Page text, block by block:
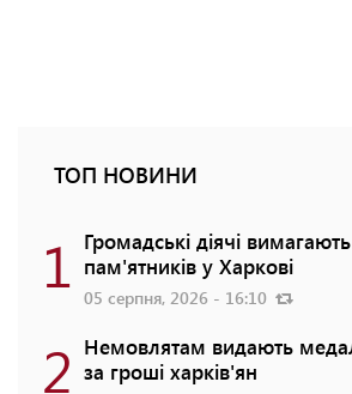
ТОП НОВИНИ
1 Громадські діячі
пам'ятників у Харкові
05 серпня, 2026 - 16:10
2 Немовлятам видають
за гроші харків'ян